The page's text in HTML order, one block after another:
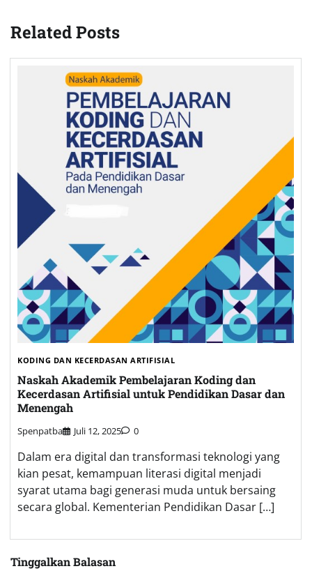
Related Posts
KODING DAN KECERDASAN ARTIFISIAL
Naskah Akademik Pembelajaran Koding dan
Kecerdasan Artifisial untuk Pendidikan Dasar dan
Menengah
Spenpatba Juli 12, 2025 0
Dalam era digital dan transformasi teknologi yang
kian pesat, kemampuan literasi digital menjadi
syarat utama bagi generasi muda untuk bersaing
secara global. Kementerian Pendidikan Dasar […]
Tinggalkan Balasan